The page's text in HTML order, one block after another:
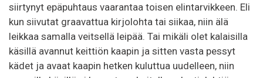
siirtynyt epäpuhtaus vaarantaa toisen elintarvikkeen. Eli
kun siivutat graavattua kirjolohta tai siikaa, niin älä
leikkaa samalla veitsellä leipää. Tai mikäli olet kalaisilla
käsillä avannut keittiön kaapin ja sitten vasta pessyt
kädet ja avaat kaapin hetken kuluttua uudelleen, niin